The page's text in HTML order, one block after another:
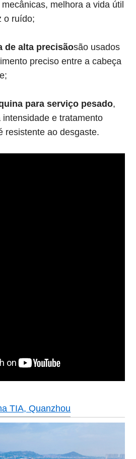
melhora a vida útil
o ruído;
de alta precisãosão usados ​​
preciso entre a cabeça
para serviço pesado,
e tratamento
resistente ao desgaste.
TIA, Quanzhou